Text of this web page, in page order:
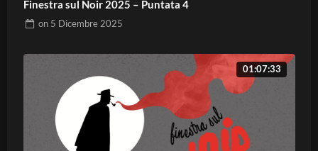
Finestra sul Noir 2025 – Puntata 4
on 5 Dicembre 2025
01:07:33